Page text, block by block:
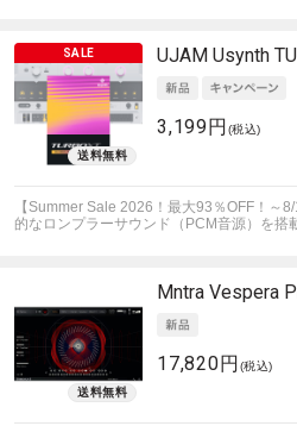
UJAM Usynth
3,199円 (税込)
【Summer Sale 2026！最大93％OFF！～
的なロンプラーサウンド（PCM音源）を搭
Mntra Vespera
17,820円 (税込)